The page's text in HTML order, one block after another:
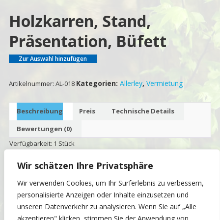
Wir schätzen Ihre Privatsphäre
Wir verwenden Cookies, um Ihr Surferlebnis zu verbessern,
personalisierte Anzeigen oder Inhalte einzusetzen und
unseren Datenverkehr zu analysieren. Wenn Sie auf „Alle
Holzkarren, Stand,
Präsentation, Büfett
Zur Auswahl hinzufügen
Artikelnummer: AL-018 Kategorien: Allerley, Vermietung
Beschreibung Preis
Technische Details
Bewertungen (0)
Verfügbarkeit: 1 Stück
Sie brauchen einen ambientischen Stand für Ihr Büffet, den
Stand haben Sie auf jeden Fall schon mal die Aufmerksamkeit.